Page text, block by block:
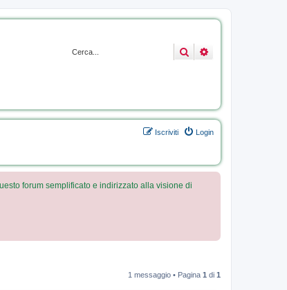
Cerca
Login
Iscriviti
forum semplificato e indirizzato alla visione di
1 messaggio • Pagina 1 di 1